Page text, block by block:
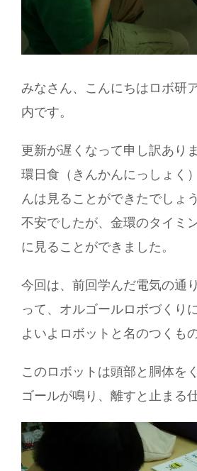
みなさん、こんにちはロボ研
内です。
更新が遅くなって申し訳あり
環日食（きんかんにっしょく
んは見ることができたでしょ
不安でしたが、金環のタイミ
に見ることができました。
今回は、前回学んだ電気の通
って、オルゴールロボづくり
よいよロボットと名のつくも
このロボットは頭部と胴体を
ゴールが鳴り、離すと止まる